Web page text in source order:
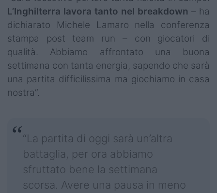
L’Inghilterra lavora tanto nel breakdown – ha
dichiarato Michele Lamaro nella conferenza
stampa post team run – con giocatori di
qualità. Abbiamo affrontato una buona
settimana con tanta energia, sapendo che sarà
una partita difficilissima ma giochiamo in casa
nostra”.
“La partita di oggi sarà un’altra
battaglia, per ora abbiamo
sfruttato bene la settimana
scorsa. Avere una pausa in meno